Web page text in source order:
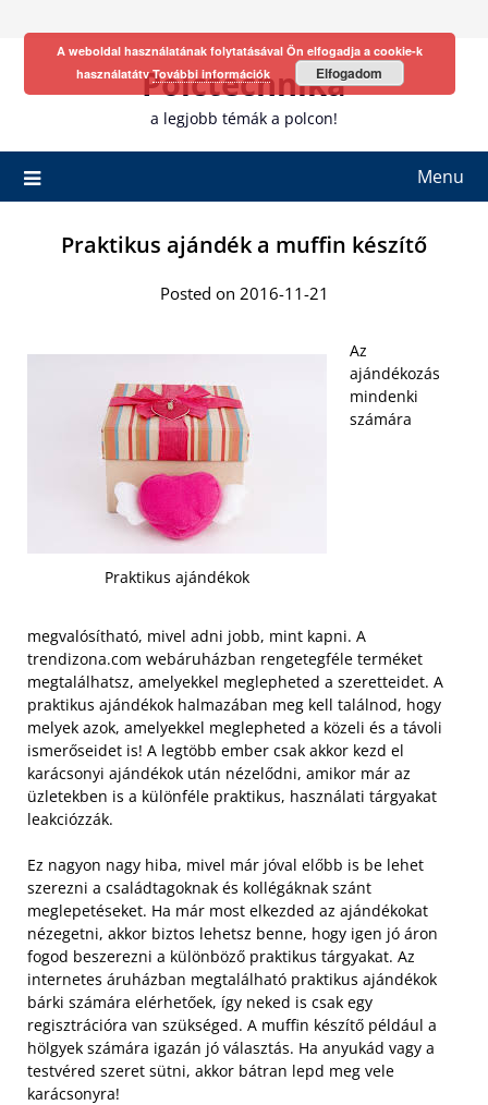
Polctechnika
a legjobb témák a polcon!
Menu
Praktikus ajándék a muffin készítő
Posted on 2016-11-21
Praktikus ajándékok
Az
ajándékozás
mindenki
számára
megvalósítható, mivel adni jobb, mint kapni. A
trendizona.com webáruházban rengetegféle terméket
megtalálhatsz, amelyekkel meglepheted a szeretteidet. A
praktikus ajándékok halmazában meg kell találnod, hogy
melyek azok, amelyekkel meglepheted a közeli és a távoli
ismerőseidet is! A legtöbb ember csak akkor kezd el
karácsonyi ajándékok után nézelődni, amikor már az
üzletekben is a különféle praktikus, használati tárgyakat
leakciózzák.
Ez nagyon nagy hiba, mivel már jóval előbb is be lehet
szerezni a családtagoknak és kollégáknak szánt
meglepetéseket. Ha már most elkezded az ajándékokat
nézegetni, akkor biztos lehetsz benne, hogy igen jó áron
fogod beszerezni a különböző praktikus tárgyakat. Az
internetes áruházban megtalálható praktikus ajándékok
bárki számára elérhetőek, így neked is csak egy
regisztrációra van szükséged. A muffin készítő például a
hölgyek számára igazán jó választás. Ha anyukád vagy a
testvéred szeret sütni, akkor bátran lepd meg vele
karácsonyra!
A weboldal használatának folytatásával Ön elfogadja a cookie-k
használatátvTovábbi információk Elfogadom